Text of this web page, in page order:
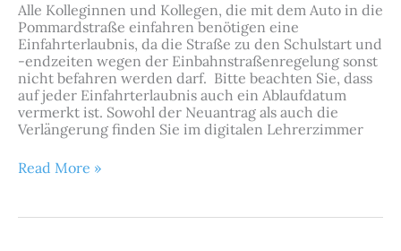
Alle Kolleginnen und Kollegen, die mit dem Auto in die
Pommardstraße einfahren benötigen eine
Einfahrterlaubnis, da die Straße zu den Schulstart und
-endzeiten wegen der Einbahnstraßenregelung sonst
nicht befahren werden darf. Bitte beachten Sie, dass
auf jeder Einfahrterlaubnis auch ein Ablaufdatum
vermerkt ist. Sowohl der Neuantrag als auch die
Verlängerung finden Sie im digitalen Lehrerzimmer
Read More »